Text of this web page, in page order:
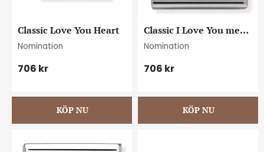
Classic Love You Heart
Nomination
706 kr
Classic I Love You med
rött hjärta
Nomination
706 kr